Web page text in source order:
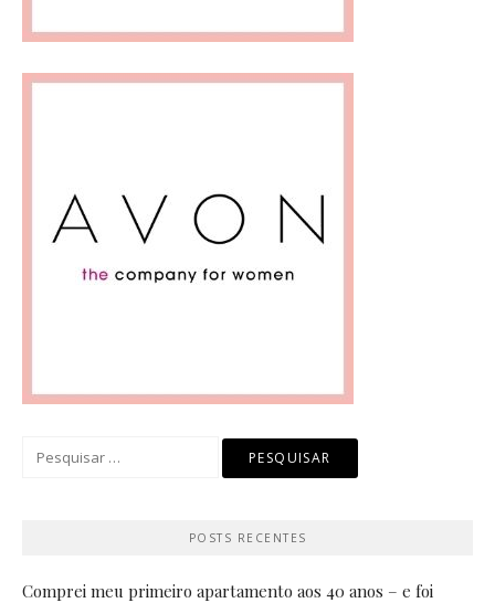
POSTS RECENTES
Comprei meu primeiro apartamento aos 40 anos – e foi